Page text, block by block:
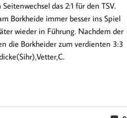
das 2:1 für den TSV.
Borkheide immer besser ins Spiel
wieder in Führung. Nachdem der
die Borkheider zum verdienten 3:3